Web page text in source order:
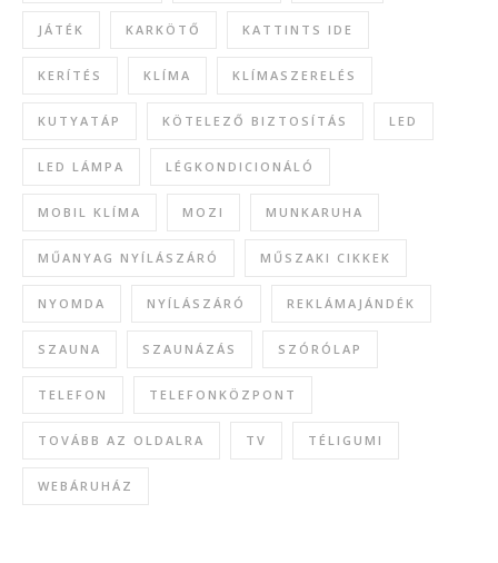
JÁTÉK KARKÖTŐ KATTINTS IDE
KERÍTÉS KLÍMA KLÍMASZERELÉS
KUTYATÁP KÖTELEZŐ BIZTOSÍTÁS LED
LED LÁMPA LÉGKONDICIONÁLÓ
MOBIL KLÍMA MOZI MUNKARUHA
MŰANYAG NYÍLÁSZÁRÓ MŰSZAKI CIKKEK
NYOMDA NYÍLÁSZÁRÓ REKLÁMAJÁNDÉK
SZAUNA SZAUNÁZÁS SZÓRÓLAP
TELEFON TELEFONKÖZPONT
TOVÁBB AZ OLDALRA TV TÉLIGUMI
WEBÁRUHÁZ